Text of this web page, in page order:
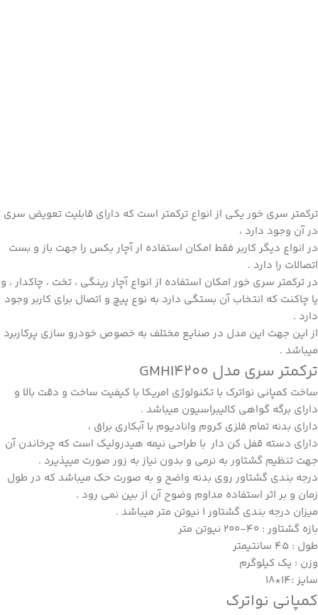
ترکمتر سری خور یکی از انواع ترکمتر است که دارای قابلیت تعویض سری
در آن وجود دارد ،
در انواع دیگر کاربر فقط امکان استفاده ار آچار بکس را جهت باز و بست
اتصالات را دارد .
در ترکمتر سری خور امکان استفاده از انواع آچار رینگی ، تخت ، چاکدار ، و
یا چاکنت که انتخاب آن بستگی دارد به نوع پیچ و اتصال برای کاربر وجود
دارد .
از این جهت این مدل در صنایع مختلف به خصوص خودرو سازی پرکاربرد
میباشد .
ترکمتر سری مدل GMHI4200
ساخت کمپانی نواترک با تکنولوژی امریکا با کیفیت ساخت و دقت بالا و
دارای برگه گواهی کالیبراسیون میباشد .
دارای بدنه تمام فلزی کروم وانادیوم با آبکاری براق ،
دارای دسته قفل کن دار با طراحی نیمه هیدرولیک است که چرخاندن آن
جهت تنظیم گشتاور به نرمی و بدون نیاز به زور صورت میپذیرد .
درجه بندی گشتاور روی بدنه واضح و به صورت حک میباشد که در طول
زمان و بر اثر استفاده مداوم وضوح آن از بین نمی رود .
میزان درجه بندی گشتاور 1 نیوتن متر میباشد .
بازه گشتاور : 40-200 نیوتن متر
طول : 45 سانتیمتر
وزن : یک کیلوگرم
سایز :14*18
کمپانی نواترک